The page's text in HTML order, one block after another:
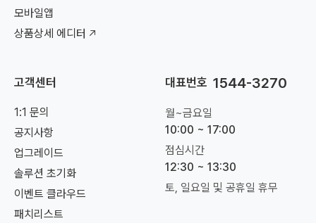
모바일앱
상품상세 에디터
고객센터
1:1 문의
공지사항
업그레이드
솔루션 초기화
이벤트 클라우드
패치리스트
대표번호 1544-3270
월~금요일
10:00 ~ 17:00
점심시간
12:30 ~ 13:30
토, 일요일 및 공휴일 휴무